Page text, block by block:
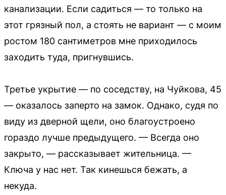
канализации. Если садиться — то только на
этот грязный пол, а стоять не вариант — с моим
ростом 180 сантиметров мне приходилось
заходить туда, пригнувшись.
Третье укрытие — по соседству, на Чуйкова, 45
— оказалось заперто на замок. Однако, судя по
виду из дверной щели, оно благоустроено
гораздо лучше предыдущего. — Всегда оно
закрыто, — рассказывает жительница. —
Ключа у нас нет. Так кинешься бежать, а
некуда.